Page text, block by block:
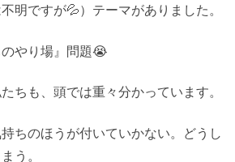
明ですが💦）テーマがありました。
やり場』問題😭
ちも、頭では重々分かっています。
ちのほうが付いていかない。どうし
う。